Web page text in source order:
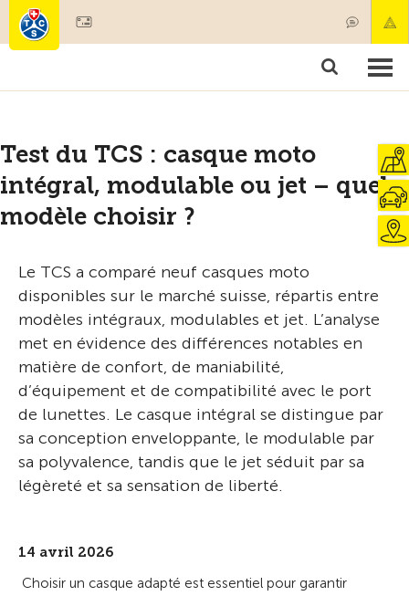
Membres & prestations
Test du TCS : casque moto
intégral, modulable ou jet – quel
modèle choisir ?
Le TCS a comparé neuf casques moto
disponibles sur le marché suisse, répartis entre
modèles intégraux, modulables et jet. L’analyse
met en évidence des différences notables en
matière de confort, de maniabilité,
d’équipement et de compatibilité avec le port
de lunettes. Le casque intégral se distingue par
sa conception enveloppante, le modulable par
sa polyvalence, tandis que le jet séduit par sa
légèreté et sa sensation de liberté.
14 avril 2026
Choisir un casque adapté est essentiel pour garantir